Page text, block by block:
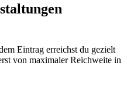
Eintrag erreichst du gezielt
von maximaler Reichweite in